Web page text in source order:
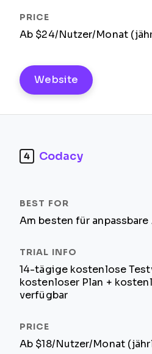
Ab $24/Nutzer/Monat
Website
4 Codacy
Am besten für
14-tägige kostenlose
kostenloser Plan +
verfügbar
Ab $18/Nutzer/Monat